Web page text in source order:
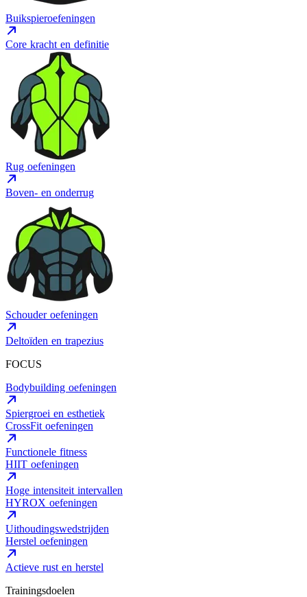
Buikspieroefeningen
Core kracht en definitie
Rug oefeningen
Boven- en onderrug
Schouder oefeningen
Deltoïden en trapezius
FOCUS
Bodybuilding oefeningen
Spiergroei en esthetiek
CrossFit oefeningen
Functionele fitness
HIIT oefeningen
Hoge intensiteit intervallen
HYROX oefeningen
Uithoudingswedstrijden
Herstel oefeningen
Actieve rust en herstel
Trainingsdoelen